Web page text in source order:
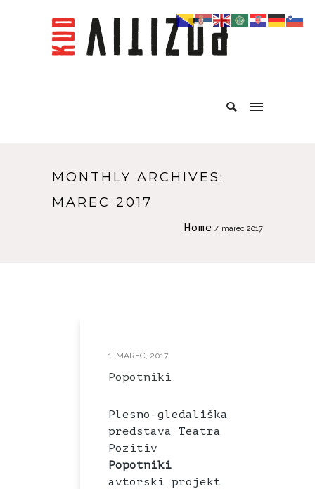
MONTHLY ARCHIVES:
MAREC 2017
Home / marec 2017
1. MAREC, 2017
Popotniki
Plesno-gledališka
predstava Teatra
Pozitiv
Popotniki
avtorski projekt